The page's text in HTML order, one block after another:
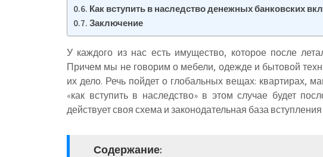
Как вступить в наследство денежных банковских
Заключение
У каждого из нас есть имущество, которое после
Причем мы не говорим о мебели, одежде и бытовой
их дело. Речь пойдет о глобальных вещах: квартирах,
«как вступить в наследство» в этом случае будет
действует своя схема и законодательная база
Содержание: